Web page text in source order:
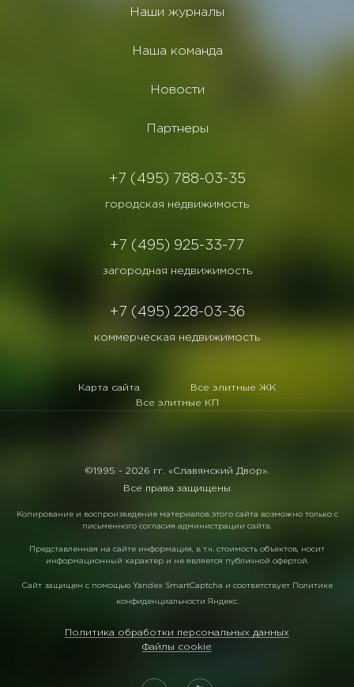
Наши журналы
Наша команда
Новости
Партнеры
+7 (495) 788-03-35
городская недвижимость
+7 (495) 925-33-77
загородная недвижимость
+7 (495) 228-03-36
коммерческая недвижимость
Карта сайта
Все элитные ЖК
Все элитные КП
©1995 - 2026 гг. «Славянский Двор».
Все права защищены
Копирование и воспроизведение материалов этого сайта возможно только с
письменного согласия администрации сайта.
Представленная на сайте информация, в т.ч. стоимость объектов, носит
информационный характер и не является публичной офертой.
Сайт защищен с помощью Yandex SmartCaptcha и соответствует Политике
конфиденциальности Яндекс.
Политика обработки персональных данных
Файлы cookie